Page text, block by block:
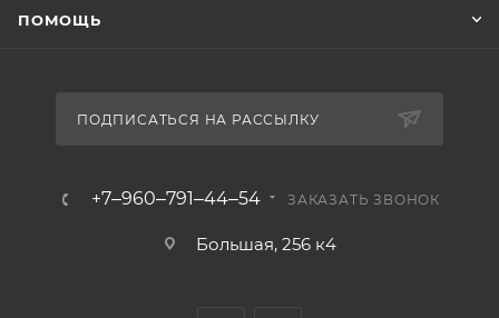
ПОМОЩЬ
ПОДПИСАТЬСЯ НА РАССЫЛКУ
+7‒960‒791‒44‒54 ЗАКАЗАТЬ ЗВОНОК
Большая, 256 к4